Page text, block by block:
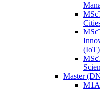
(IoT)
Master